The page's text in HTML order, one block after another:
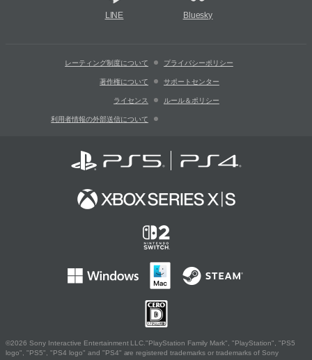
LINE Bluesky
レーティング制度について プライバシーポリシー
著作権について サポートセンター
ライセンス ルール＆ポリシー
利用者情報の外部送信について
©2026 Sony Interactive Entertainment LLC."PlayStation Family Mark", "PlayStation", "PS5
logo", "PS5", "PS4 logo" and "PS4" are registered trademarks or trademarks of Sony